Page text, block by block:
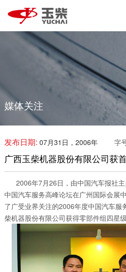
媒体关注
发布日期: 07月31日，2006年 字
广西玉柴机器股份有限公司获
2006年7月26日，由中国汽车报社主
中国汽车服务高峰论坛在广州国际会展
了广受业界关注的2006年度中国汽车服
柴机器股份有限公司获得零部件组四星